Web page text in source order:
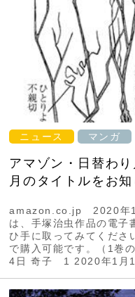
ニュース マンガ
アマゾン・日替わ
月のタイトルをお知
amazon.co.jp 2020年1
は、手塚治虫作品の電子
ひ手に取ってみてくださ
で購入可能です。（1巻
4日 奇子 1 2020年1月